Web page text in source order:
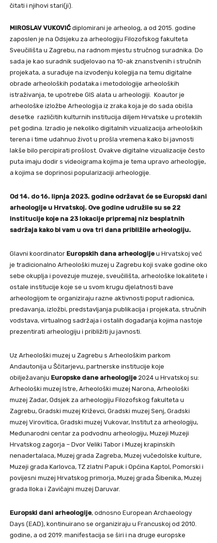
čitati i njihovi stari(ji).
MIROSLAV VUKOVIĆ diplomirani je arheolog, a od 2015. godine
zaposlen je na Odsjeku za arheologiju Filozofskog fakulteta
Sveučilišta u Zagrebu, na radnom mjestu stručnog suradnika. Do
sada je kao suradnik sudjelovao na 10-ak znanstvenih i stručnih
projekata, a surađuje na izvođenju kolegija na temu digitalne
obrade arheoloških podataka i metodologije arheoloških
istraživanja, te upotrebe GIS alata u arheologiji. Koautor je
arheološke izložbe Arheologija iz zraka koja je do sada obišla
desetke različitih kulturnih institucija diljem Hrvatske u proteklih
pet godina. Izradio je nekoliko digitalnih vizualizacija arheoloških
terena i time udahnuo život u prošla vremena kako bi javnosti
lakše bilo percipirati prošlost. Ovakve digitalne vizualizacije često
puta imaju dodir s videoigrama kojima je tema upravo arheologije,
a kojima se doprinosi popularizaciji arheologije.
Od 14. do 16. lipnja 2023. godine održavat će se Europski dani
arheologije u Hrvatskoj. Ove godine udružile su se 22
institucije koje na 23 lokacije pripremaj niz besplatnih
sadržaja kako bi vam u ova tri dana približile arheologiju.
Glavni koordinator Europskih dana arheologije u Hrvatskoj već
je tradicionalno Arheološki muzej u Zagrebu koji svake godine oko
sebe okuplja i povezuje muzeje, sveučilišta, arheološke lokalitete i
ostale institucije koje se u svom krugu djelatnosti bave
arheologijom te organiziraju razne aktivnosti poput radionica,
predavanja, izložbi, predstavljanja publikacija i projekata, stručnih
vodstava, virtualnog sadržaja i ostalih događanja kojima nastoje
prezentirati arheologiju i približiti ju javnosti.
Uz Arheološki muzej u Zagrebu s Arheološkim parkom
Andautonija u Ščitarjevu, partnerske institucije koje
obilježavanju Europske dane arheologije 2024 u Hrvatskoj su:
Arheološki muzej Istre, Arheološki muzej Narona, Arheološki
muzej Zadar, Odsjek za arheologiju Filozofskog fakulteta u
Zagrebu, Gradski muzej Križevci, Gradski muzej Senj, Gradski
muzej Virovitica, Gradski muzej Vukovar, Institut za arheologiju,
Međunarodni centar za podvodnu arheologiju, Muzeji Muzeji
Hrvatskog zagorja – Dvor Veliki Tabor i Muzej krapinskih
nenadertalaca, Muzej grada Zagreba, Muzej vučedolske kulture,
Muzeji grada Karlovca, TZ zlatni Papuk i Općina Kaptol, Pomorski i
povijesni muzej Hrvatskog primorja, Muzej grada Šibenika, Muzej
grada Iloka i Zavičajni muzej Daruvar.
Europski dani arheologije, odnosno European Archaeology
Days (EAD), kontinuirano se organiziraju u Francuskoj od 2010.
godine, a od 2019. manifestacija se širi i na druge europske